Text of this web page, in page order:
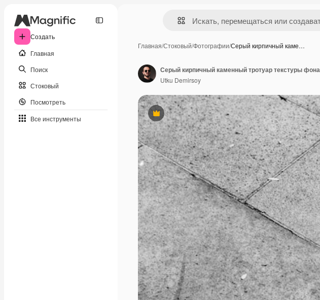
Создать
Главная
Поиск
Стоковый
Посмотреть
Все инструменты
Главная/Стоковый/Фотографии/Серый кирпичный каме…
Премиум
Серый кирпичный каменный тротуар текстуры фона
Utku Demirsoy